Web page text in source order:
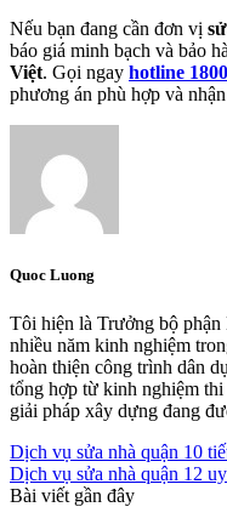
Nếu bạn đang cần đơn vị
báo giá minh bạch và bảo
Việt. Gọi ngay hotline
phương án phù hợp và
Quoc Luong
Tôi hiện là Trưởng bộ
nhiều năm kinh nghiệm
hoàn thiện công trình dân
tổng hợp từ kinh nghiệm
giải pháp xây dựng đang
Dịch vụ sửa nhà quận 10
Dịch vụ sửa nhà quận 12
Bài viết gần đây